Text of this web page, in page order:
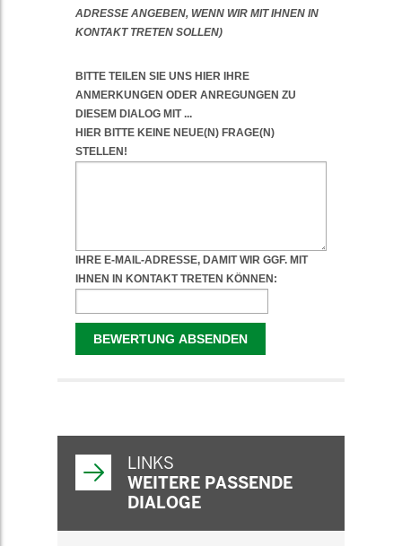
LINKS
WEITERE PASSENDE
DIALOGE